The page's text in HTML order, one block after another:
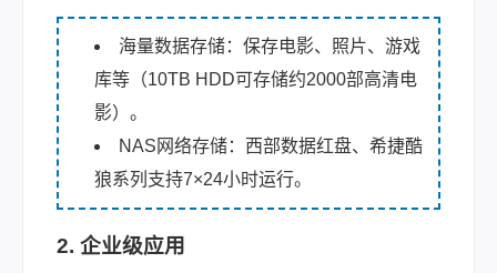
海量数据存储：保存电影、照片、游戏
库等（10TB HDD可存储约2000部高清电
影）。
NAS网络存储：西部数据红盘、希捷酷
狼系列支持7×24小时运行。
2. 企业级应用